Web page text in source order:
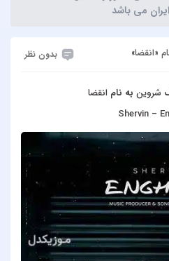
می باشد
«انقضا» بدون نظر
شروینبه نامانقضا
Shervin –